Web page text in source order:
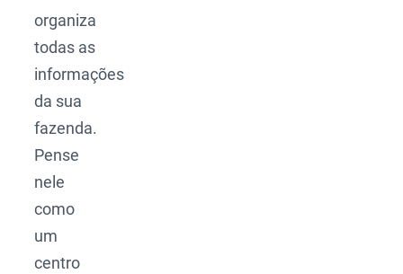
organiza
todas as
informações
da sua
fazenda.
Pense
nele
como
um
centro